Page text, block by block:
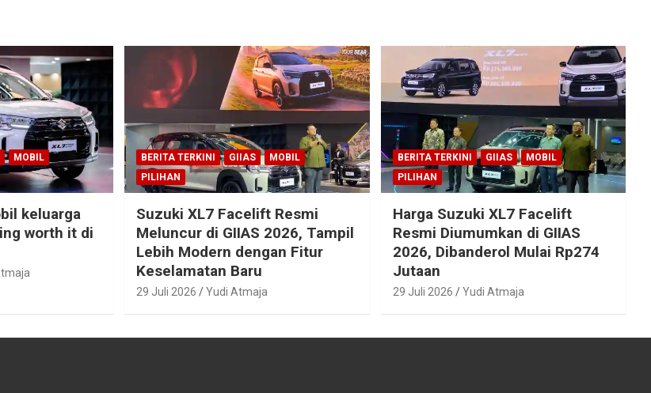
MOBIL
keluarga
worth it di
BERITA TERKINI GIIAS
MOBIL
PILIHAN
Suzuki XL7 Facelift Resmi
Meluncur di GIIAS 2026, Tampil
Lebih Modern dengan Fitur
Keselamatan Baru
29 Juli 2026 Yudi Atmaja
BERITA TERKINI GIIAS
MOBIL
PILIHAN
Harga Suzuki XL7 Facelift
Resmi Diumumkan di GIIAS
2026, Dibanderol Mulai Rp274
Jutaan
29 Juli 2026 Yudi Atmaja